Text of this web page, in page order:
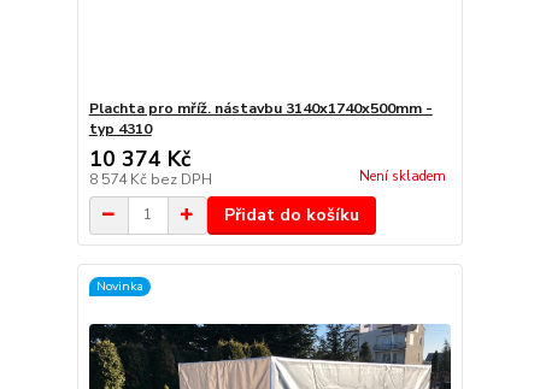
Plachta pro mříž. nástavbu 3140x1740x500mm -
typ 4310
10 374 Kč
8 574 Kč bez DPH Není skladem
Přidat do košíku
Novinka